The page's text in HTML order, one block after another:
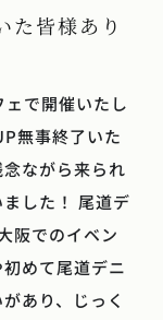
た皆様あり
で開催いたし
無事終了いた
ながら来られ
した！ 尾道デ
阪でのイベン
めて尾道デニ
あり、じっく